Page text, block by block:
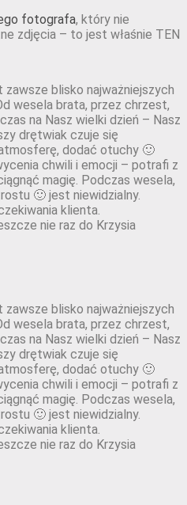
fotografa, który nie
zdjęcia – to jest właśnie TEN
blisko najważniejszych
wesela brata, przez chrzest,
na Nasz wielki dzień – Nasz
drętwiak czuje się
dodać otuchy 🙂
chwili i emocji – potrafi z
magię. Podczas wesela,
🙂 jest niewidzialny.
klienta.
nie raz do Krzysia
blisko najważniejszych
wesela brata, przez chrzest,
na Nasz wielki dzień – Nasz
drętwiak czuje się
dodać otuchy 🙂
chwili i emocji – potrafi z
magię. Podczas wesela,
🙂 jest niewidzialny.
klienta.
nie raz do Krzysia